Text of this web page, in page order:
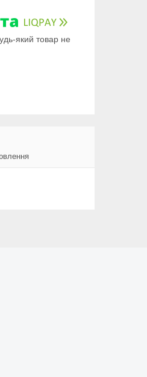
який товар не